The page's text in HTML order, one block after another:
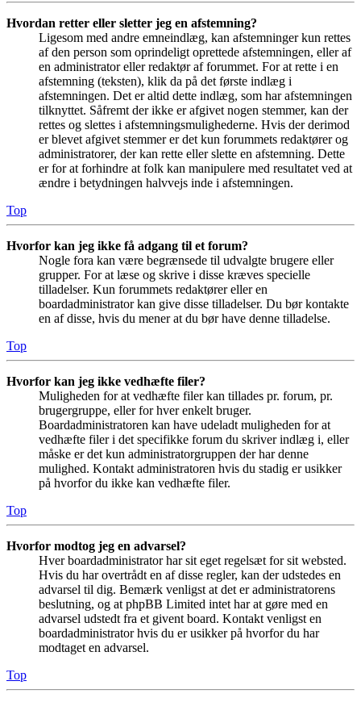
Hvordan retter eller sletter jeg en afstemning?
Ligesom med andre emneindlæg, kan afstemninger kun rettes
af den person som oprindeligt oprettede afstemningen, eller af
en administrator eller redaktør af forummet. For at rette i en
afstemning (teksten), klik da på det første indlæg i
afstemningen. Det er altid dette indlæg, som har afstemningen
tilknyttet. Såfremt der ikke er afgivet nogen stemmer, kan der
rettes og slettes i afstemningsmulighederne. Hvis der derimod
er blevet afgivet stemmer er det kun forummets redaktører og
administratorer, der kan rette eller slette en afstemning. Dette
er for at forhindre at folk kan manipulere med resultatet ved at
ændre i betydningen halvvejs inde i afstemningen.
Top
Hvorfor kan jeg ikke få adgang til et forum?
Nogle fora kan være begrænsede til udvalgte brugere eller
grupper. For at læse og skrive i disse kræves specielle
tilladelser. Kun forummets redaktører eller en
boardadministrator kan give disse tilladelser. Du bør kontakte
en af disse, hvis du mener at du bør have denne tilladelse.
Top
Hvorfor kan jeg ikke vedhæfte filer?
Muligheden for at vedhæfte filer kan tillades pr. forum, pr.
brugergruppe, eller for hver enkelt bruger.
Boardadministratoren kan have udeladt muligheden for at
vedhæfte filer i det specifikke forum du skriver indlæg i, eller
måske er det kun administratorgruppen der har denne
mulighed. Kontakt administratoren hvis du stadig er usikker
på hvorfor du ikke kan vedhæfte filer.
Top
Hvorfor modtog jeg en advarsel?
Hver boardadministrator har sit eget regelsæt for sit websted.
Hvis du har overtrådt en af disse regler, kan der udstedes en
advarsel til dig. Bemærk venligst at det er administratorens
beslutning, og at phpBB Limited intet har at gøre med en
advarsel udstedt fra et givent board. Kontakt venligst en
boardadministrator hvis du er usikker på hvorfor du har
modtaget en advarsel.
Top